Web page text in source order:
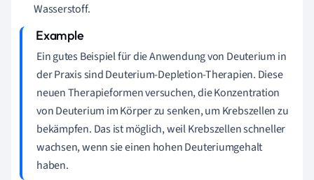
Wasserstoff.
Ein gutes Beispiel für die Anwendung von Deuterium in
der Praxis sind Deuterium-Depletion-Therapien. Diese
neuen Therapieformen versuchen, die Konzentration
von Deuterium im Körper zu senken, um Krebszellen zu
bekämpfen. Das ist möglich, weil Krebszellen schneller
wachsen, wenn sie einen hohen Deuteriumgehalt
haben.